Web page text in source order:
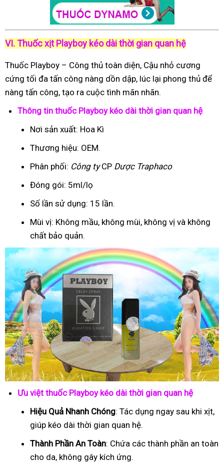
VI. Thuốc xịt Playboy kéo dài thời gian quan hệ
Thuốc Playboy – Công thủ toàn diện, Cậu nhỏ cương
cứng tối đa tấn công nàng dồn dập, lúc lại phong thủ để
nàng tấn công, tạo ra cuộc tình mãn nhãn.
Thông tin thuốc Playboy kéo dài thời gian quan hệ
Nơi sản xuất: Hoa Kì
Thương hiệu: OEM.
Phân phối: Công tyCP Dược Traphaco
Đóng gói: 5ml/lọ
Số lần sử dụng: 15 lần.
Mùi vị: Không mầu, không mùi, không vị và không
chất bảo quản.
Ưu việt thuốc Playboy kéo dài thời gian quan hệ
Hiệu Quả Nhanh Chóng: Tác dụng ngay sau khi xịt,
giúp kéo dài thời gian quan hệ.
Thành Phần An Toàn: Chứa các thành phần an toàn
cho da, không gây kích ứng.